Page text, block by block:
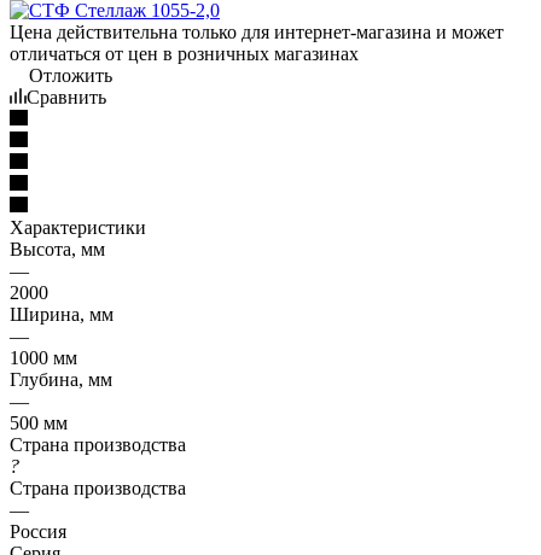
Цена действительна только для интернет-магазина и может
отличаться от цен в розничных магазинах
Отложить
Сравнить
Характеристики
Высота, мм
—
2000
Ширина, мм
—
1000 мм
Глубина, мм
—
500 мм
Страна производства
?
Страна производства
—
Россия